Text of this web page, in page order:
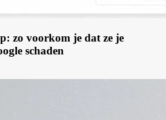
zo voorkom je dat ze je
schaden